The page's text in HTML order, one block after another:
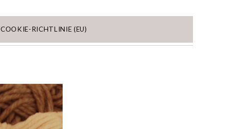
COOKIE-RICHTLINIE (EU)